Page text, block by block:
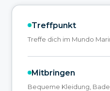
Treffpunkt
Treffe dich im Mundo
Mitbringen
Bequeme Kleidung,